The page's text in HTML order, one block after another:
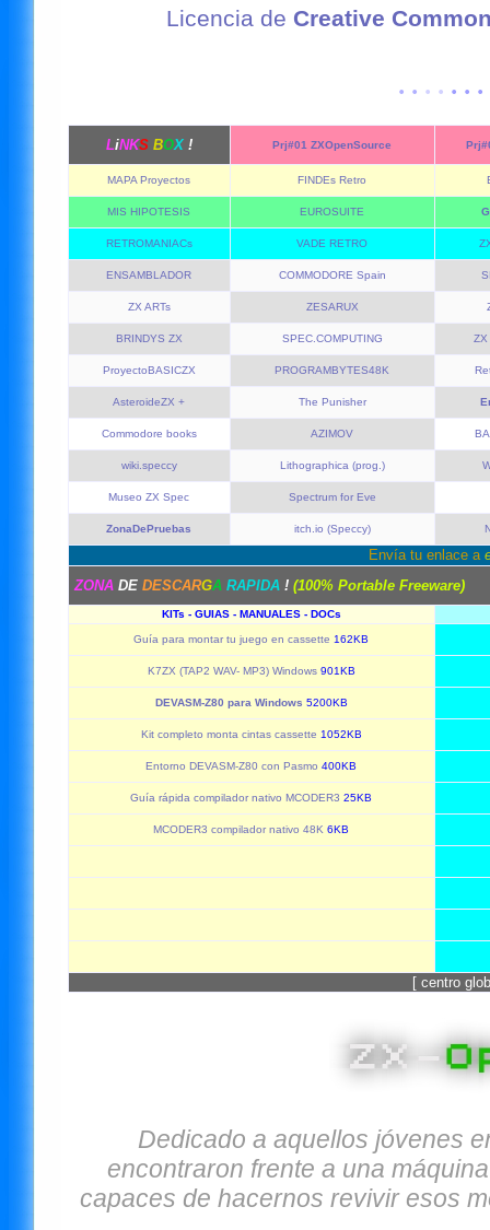
Licencia de Creative
· · · · · ·
LiNKS BOX ! Prj#01 ZXOpenSource
MAPA Proyectos FINDEs Retro
MIS HIPOTESIS EUROSUITE
RETROMANIACs VADE RETRO
ENSAMBLADOR COMMODORE Spain
ZX ARTs ZESARUX
BRINDYS ZX SPEC.COMPUTING ZX
ProyectoBASICZX PROGRAMBYTES48K
AsteroideZX + The Punisher
Commodore books AZIMOV
wiki.speccy Lithographica (prog.)
Museo ZX Spec Spectrum for Eve
ZonaDePruebas itch.io (Speccy)
Envía tu enlace a
ZONA DEDESCARGA RAPIDA ! (100% Portable Freeware)
KITs - GUIAS - MANUALES - DOCs
Guía para montar tu juego en cassette 162KB
K7ZX (TAP2 WAV- MP3) Windows901KB
DEVASM-Z80 para Windows 5200KB
Kit completo monta cintas cassette 1052KB
Entorno DEVASM-Z80 con Pasmo 400KB
Guía rápida compilador nativo MCODER3 25KB
MCODER3 compilador nativo 48K 6KB
[ centro
Dedicado a aquellos jóvenes
encontraron frente a una
capaces de hacernos revivir esos